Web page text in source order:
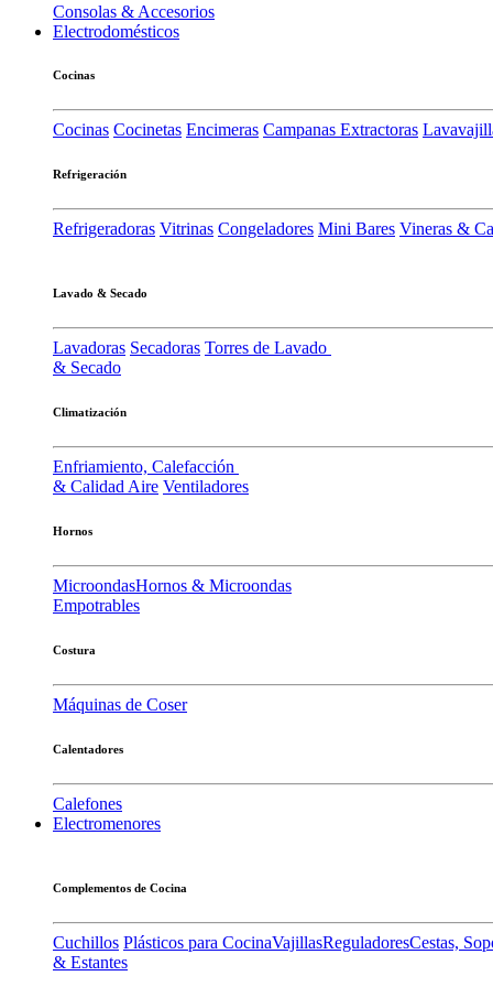
Consolas & Accesorios
Electrodomésticos
Cocinas
Cocinas Cocinetas Encimeras Campanas Extractoras
Refrigeración
Refrigeradoras Vitrinas Congeladores Mini Bares Vineras &
Lavado & Secado
Lavadoras Secadoras Torres de Lavado
& Secado
Climatización
Enfriamiento, Calefacción
& Calidad Aire Ventiladores
Hornos
MicroondasHornos & Microondas
Empotrables
Costura
Máquinas de Coser
Calentadores
Calefones
Electromenores
Complementos de Cocina
Cuchillos Plásticos para CocinaVajillasReguladoresCestas,
& Estantes